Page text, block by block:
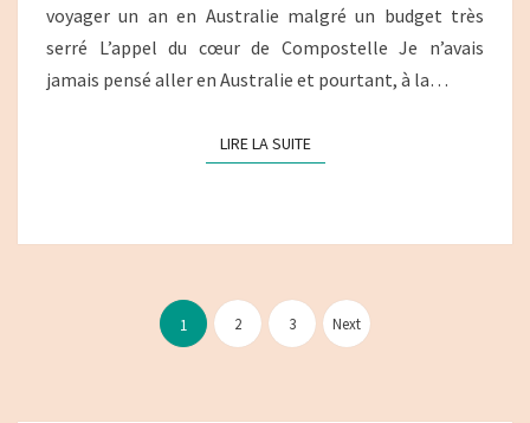
voyager un an en Australie malgré un budget très
serré L’appel du cœur de Compostelle Je n’avais
jamais pensé aller en Australie et pourtant, à la…
LIRE LA SUITELIRE LA SUITE
Pagination
des
publications
1 2 3 Next